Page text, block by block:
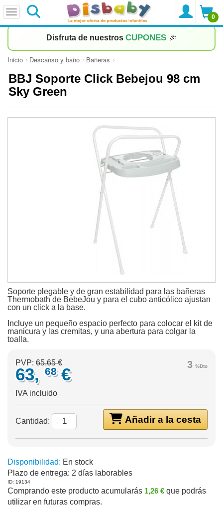
0
Disfruta de nuestros CUPONES 🎉
Inicio Descanso y baño Bañeras
BBJ Soporte Click Bebejou 98 cm
Sky Green
Soporte plegable y de gran estabilidad para las bañeras
Thermobath de BebeJou y para el cubo anticólico ajustan
con un click a la base.
Incluye un pequeño espacio perfecto para colocar el kit de
manicura y las cremitas, y una abertura para colgar la
toalla.
3 %Dto
PVP: 65,65 €
63, 68 €
IVA incluido
Añadir a la cesta
Cantidad:
Disponibilidad: En stock
Plazo de entrega: 2 días laborables
ID: 19134
Comprando este producto acumularás 1,26 € que podrás
utilizar en futuras compras.